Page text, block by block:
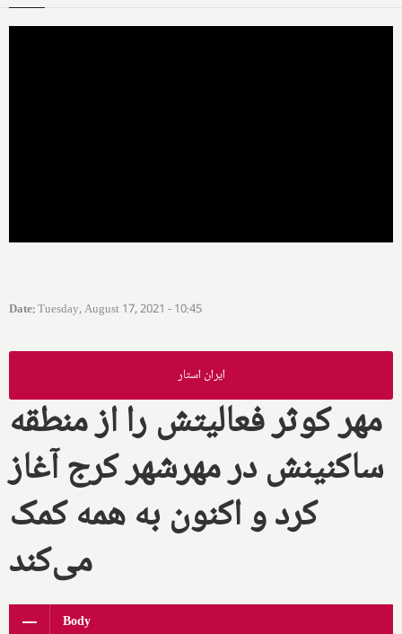
Date:Tuesday, August 17, 2021 - 10:45
ایران استار
مهر کوثر فعالیتش را از منطقه
ساکنینش در مهرشهر کرج آغاز
کرد و اکنون به همه کمک
می‌کند
Body